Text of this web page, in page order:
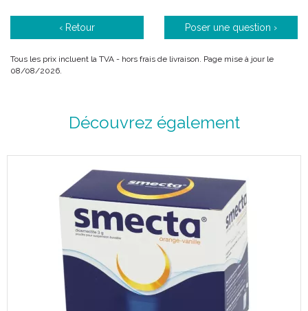
‹ Retour Poser une question ›
Tous les prix incluent la TVA - hors frais de livraison. Page mise à jour le
08/08/2026.
Découvrez également